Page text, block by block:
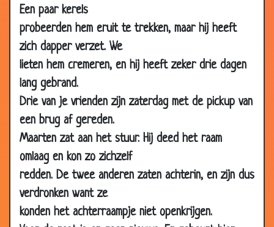
Een paar kerels
probeerden hem eruit te trekken, maar hij heeft
zich dapper verzet. We
lieten hem cremeren, en hij heeft zeker drie dagen
lang gebrand.
Drie van je vrienden zijn zaterdag met de pickup van
een brug af gereden.
Maarten zat aan het stuur. Hij deed het raam
omlaag en kon zo zichzelf
redden. De twee anderen zaten achterin, en zijn dus
verdronken want ze
konden het achterraampje niet openkrijgen.
08 Jan
2003
Uitspugen
05 Jan
2003
Vlieg
01 Jan
2003
Hondje
26 Dec
Kruisraketten
2002
2002
20 Dec
HOLLANDERS ZIJN ALTIJD SLIMMER